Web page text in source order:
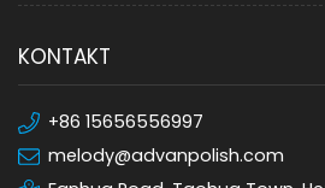
KONTAKT
+86 15656556997
melody@advanpolish.com